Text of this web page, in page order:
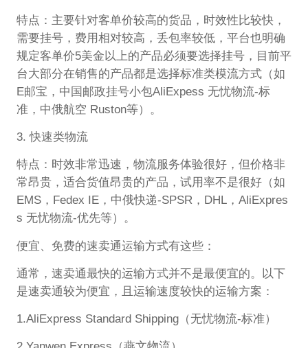
特点：主要针对客单价较高的货品，时效性比较快，
需要挂号，费用相对较高，丢包率较低，平台也明确
规定客单价5美金以上的产品必须要选择挂号，目前平
台大部分在销售的产品都是选择标准类模流方式（如
E邮宝，中国邮政挂号小包AliExpess 无忧物流-标
准，中俄航空 Ruston等）。
3. 快速类物流
特点：时效非常迅速，物流服务体验很好，但价格非
常昂贵，适合货值昂贵的产品，试用率不是很好（如
EMS，Fedex IE，中俄快递-SPSR，DHL，AliExpres
s 无忧物流-优先等）。
便宜、免费的速卖通运输方式有这些：
通常，速卖通最快的运输方式并不是最便宜的。以下
是速卖通较为便宜，且运输速度较快的运输方案：
1.AliExpress Standard Shipping（无忧物流-标准）